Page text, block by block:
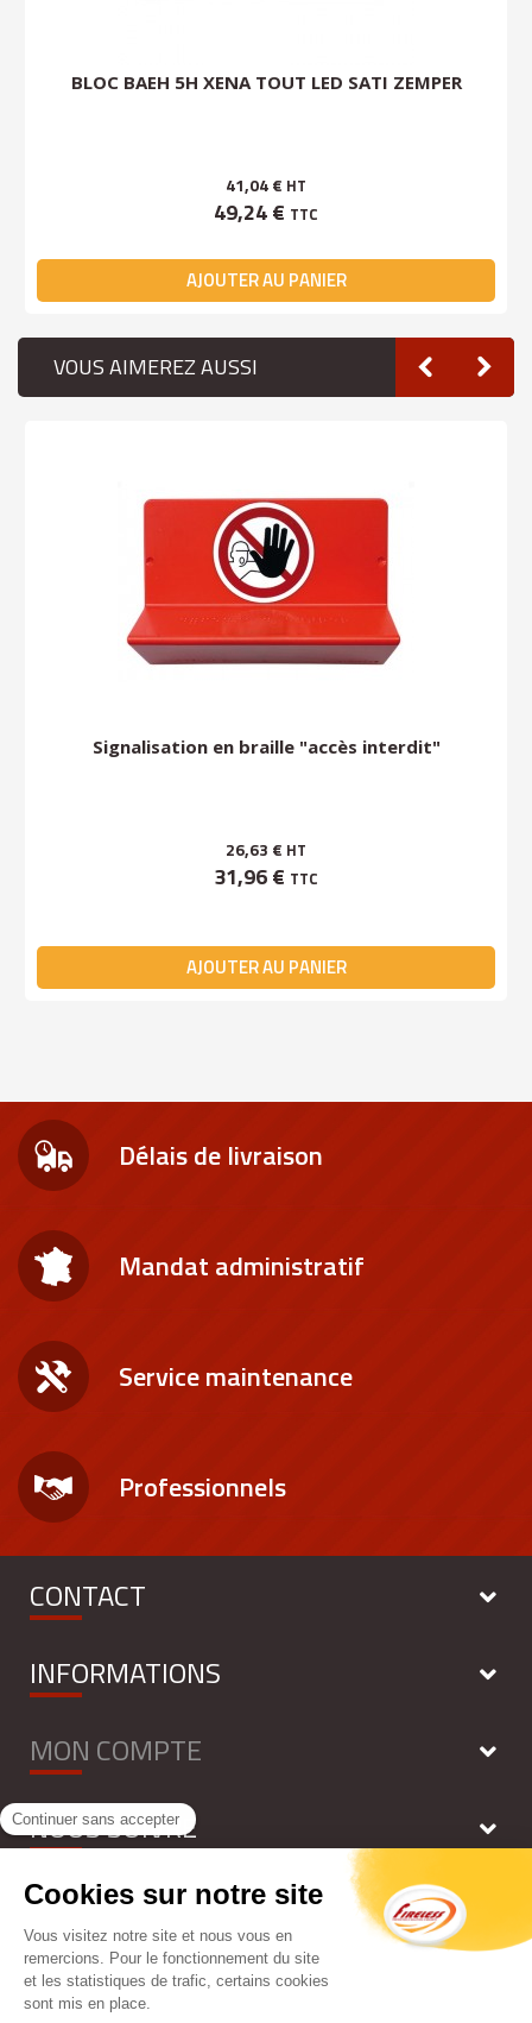
BLOC BAEH 5H XENA TOUT LED SATI ZEMPER
41,04 € HT
49,24 € TTC
AJOUTER AU PANIER
VOUS AIMEREZ AUSSI
Signalisation en braille "accès interdit"
26,63 € HT
31,96 € TTC
AJOUTER AU PANIER
Délais de livraison
Mandat administratif
Service maintenance
Professionnels
CONTACT
INFORMATIONS
MON COMPTE
NOUS SUIVRE
NEWSLETTER